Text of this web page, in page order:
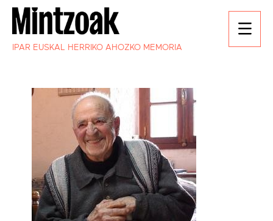
IPAR EUSKAL HERRIKO AHOZKO MEMORIA